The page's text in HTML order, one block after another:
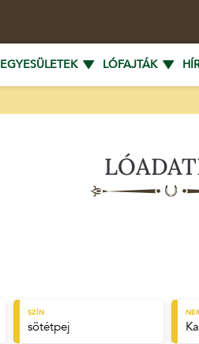
EGYESÜLETEK LÓFAJTÁK
SZÍN
sötétpej